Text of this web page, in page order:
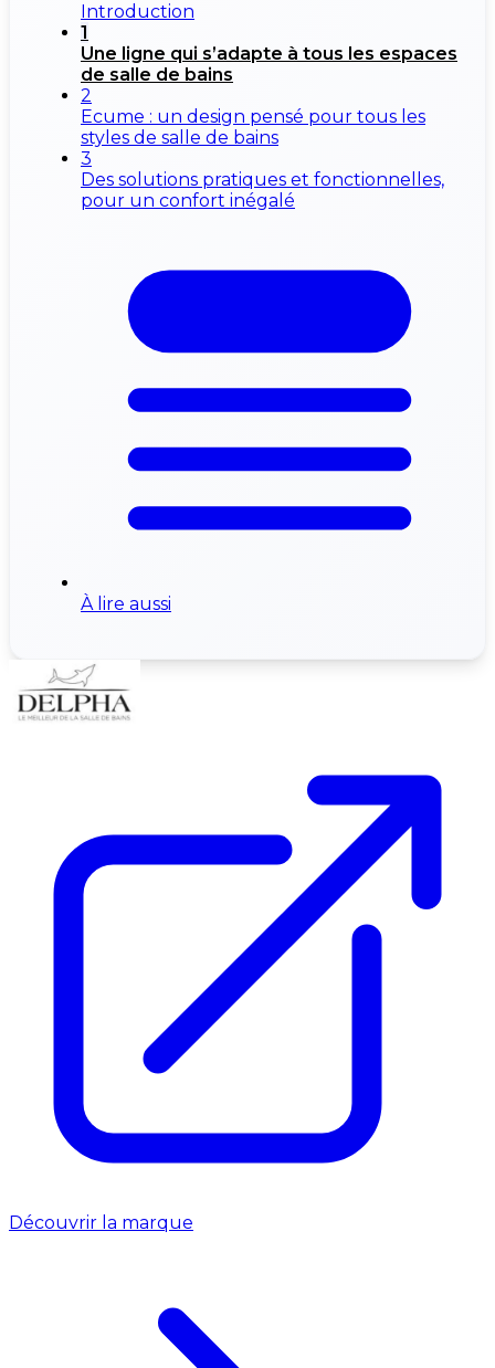
Introduction
1
Une ligne qui s’adapte à tous les espaces
de salle de bains
2
Ecume : un design pensé pour tous les
styles de salle de bains
3
Des solutions pratiques et fonctionnelles,
pour un confort inégalé
À lire aussi
Découvrir la marque